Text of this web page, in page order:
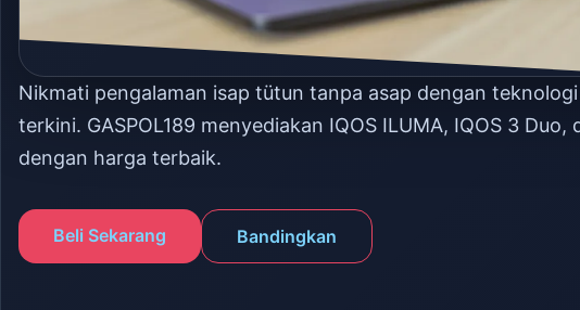
Nikmati pengalaman isap tütun tanpa asap dengan
terkini. GASPOL189 menyediakan IQOS ILUMA, IQOS 3 Duo,
dengan harga terbaik.
Beli Sekarang Bandingkan